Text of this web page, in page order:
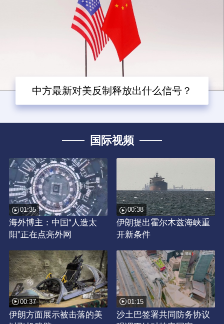
中方最新对美反制释放出什么信号？
国际视频
01:35
海外博主：中国“人造太
阳”正在点亮外网
00:38
伊朗提出霍尔木兹海峡重
开新条件
00:37
伊朗方面展示被击落的美
01:15
沙土巴签署共同防务协议